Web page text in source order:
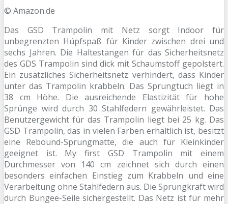
© Amazon.de
Das GSD Trampolin mit Netz sorgt Indoor für
unbegrenzten Hüpfspaß für Kinder zwischen drei und
sechs Jahren. Die Haltestangen für das Sicherheitsnetz
des GDS Trampolin sind dick mit Schaumstoff gepolstert.
Ein zusätzliches Sicherheitsnetz verhindert, dass Kinder
unter das Trampolin krabbeln. Das Sprungtuch liegt in
38 cm Höhe. Die ausreichende Elastizität für hohe
Sprünge wird durch 30 Stahlfedern gewährleistet. Das
Benutzergewicht für das Trampolin liegt bei 25 kg. Das
GSD Trampolin, das in vielen Farben erhältlich ist, besitzt
eine Rebound-Sprungmatte, die auch für Kleinkinder
geeignet ist. My first GSD Trampolin mit einem
Durchmesser von 140 cm zeichnet sich durch einen
besonders einfachen Einstieg zum Krabbeln und eine
Verarbeitung ohne Stahlfedern aus. Die Sprungkraft wird
durch Bungee-Seile sichergestellt. Das Netz ist für mehr